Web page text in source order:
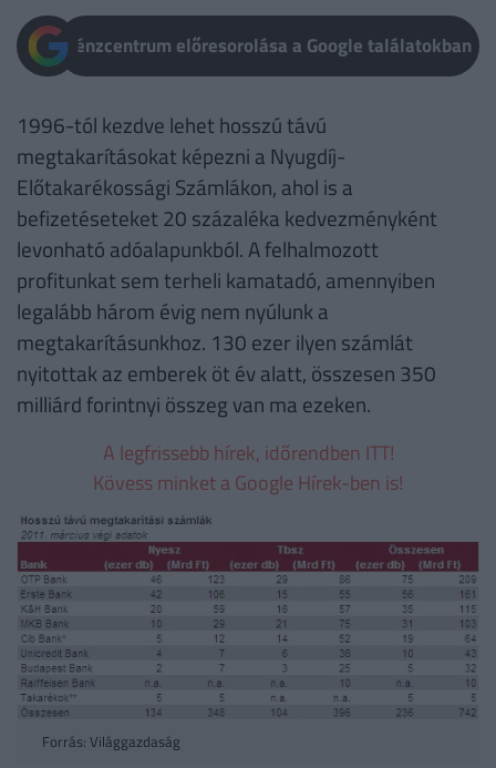
Pénzcentrum előresorolása a Google találatokban
1996-tól kezdve lehet hosszú távú
megtakarításokat képezni a Nyugdíj-
Előtakarékossági Számlákon, ahol is a
befizetéseteket 20 százaléka kedvezményként
levonható adóalapunkból. A felhalmozott
profitunkat sem terheli kamatadó, amennyiben
legalább három évig nem nyúlunk a
megtakarításunkhoz. 130 ezer ilyen számlát
nyitottak az emberek öt év alatt, összesen 350
milliárd forintnyi összeg van ma ezeken.
A legfrissebb hírek, időrendben ITT!
Kövess minket a Google Hírek-ben is!
Forrás: Világgazdaság